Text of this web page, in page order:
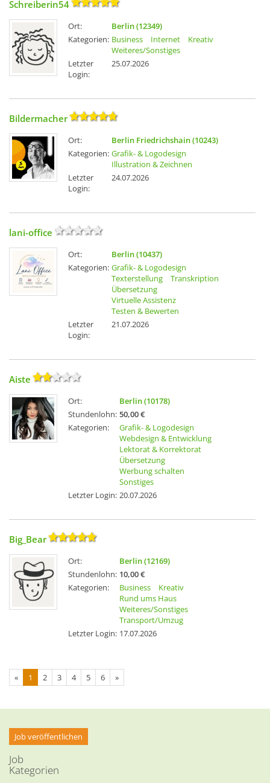
Schreiberin54
Ort:
Berlin (12349)
Kategorien: Business Internet
Kreativ
Weiteres/Sonstiges
Letzter
Login:
25.07.2026
Bildermacher
Ort:
Berlin Friedrichshain (10243)
Kategorien: Grafik- & Logodesign
Illustration & Zeichnen
Letzter
Login:
24.07.2026
lani-office
Ort:
Berlin (10437)
Kategorien: Grafik- & Logodesign
Texterstellung
Transkription
Übersetzung
Virtuelle Assistenz
Testen & Bewerten
Letzter
Login:
21.07.2026
Aiste
Ort:
Berlin (10178)
Stundenlohn: 50,00 €
Kategorien:
Grafik- & Logodesign
Webdesign & Entwicklung
Lektorat & Korrektorat
Übersetzung
Werbung schalten
Sonstiges
Letzter Login: 20.07.2026
Big_Bear
Ort:
Berlin (12169)
Stundenlohn: 10,00 €
Kategorien:
Business
Kreativ
Rund ums Haus
Weiteres/Sonstiges
Transport/Umzug
Letzter Login: 17.07.2026
« 1 2 3 4 5 6 »
Job veröffentlichen
Job
Kategorien